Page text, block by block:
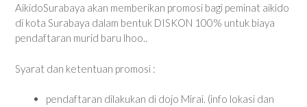
AikidoSurabaya akan memberikan promosi bagi peminat aikido
di kota Surabaya dalam bentuk DISKON 100% untuk biaya
pendaftaran murid baru lhoo..
Syarat dan ketentuan promosi :
pendaftaran dilakukan di dojo Mirai. (info lokasi dan